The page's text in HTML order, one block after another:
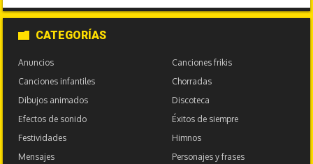
CATEGORÍAS
Anuncios
Canciones frikis
Canciones infantiles
Chorradas
Dibujos animados
Discoteca
Efectos de sonido
Éxitos de siempre
Festividades
Himnos
Mensajes
Personajes y frases